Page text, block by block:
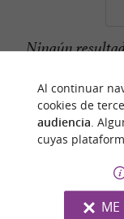
Ningún
Al continuar
cookies de
audiencia .
cuyas
ME